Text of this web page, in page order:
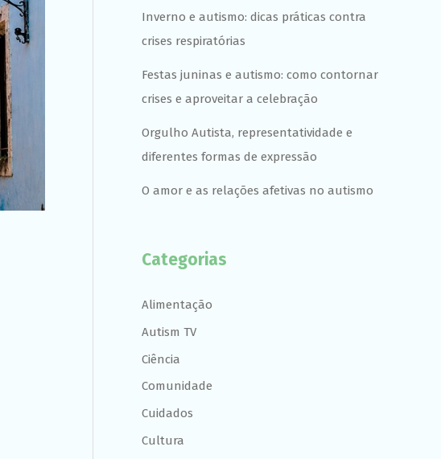
Inverno e autismo: dicas práticas contra
crises respiratórias
Festas juninas e autismo: como contornar
crises e aproveitar a celebração
Orgulho Autista, representatividade e
diferentes formas de expressão
O amor e as relações afetivas no autismo
Categorias
Alimentação
Autism TV
Ciência
Comunidade
Cuidados
Cultura